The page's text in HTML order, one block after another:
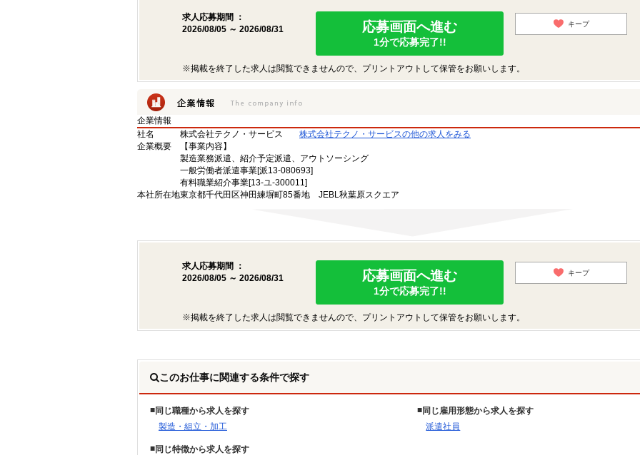
求人応募期間 ：
2026/08/05 ～ 2026/08/31
応募画面へ進む
1分で応募完了!!
キープ
※掲載を終了した求人は閲覧できませんので、プリントアウトして保管をお願いします。
企業情報
社名
株式会社テクノ・サービス
株式会社テクノ・サービスの他の求人をみる
企業概要
【事業内容】
製造業務派遣、紹介予定派遣、アウトソーシング
一般労働者派遣事業[派13-080693]
有料職業紹介事業[13-ユ-300011]
本社所在地東京都千代田区神田練塀町85番地 JEBL秋葉原スクエア
求人応募期間 ：
2026/08/05 ～ 2026/08/31
応募画面へ進む
1分で応募完了!!
キープ
※掲載を終了した求人は閲覧できませんので、プリントアウトして保管をお願いします。
このお仕事に関連する条件で探す
同じ職種から求人を探す
製造・組立・加工
同じ雇用形態から求人を探す
派遣社員
同じ特徴から求人を探す